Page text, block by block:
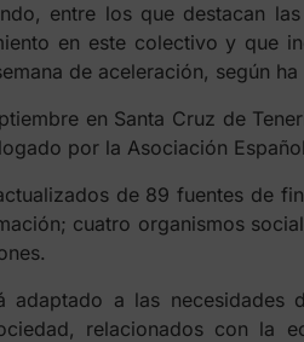
entre los que destacan
en este colectivo y que
de aceleración, según
en Santa Cruz de
por la Asociación
de 89 fuentes de
cuatro organismos
a las
relacionados con la